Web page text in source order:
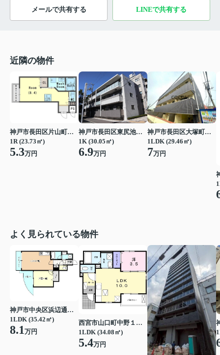
メールで共有する LINEで共有する
近隣の物件
神戸市長田区片山町３丁目
1R (23.73㎡)
5.3万円
神戸市長田区東尻池町２丁目
1K (30.05㎡)
6.9万円
神戸市長田区大塚町３丁目
1LDK (29.46㎡)
7万円
よく見られている物件
神戸市中央区浜辺通３丁目
1LDK (35.42㎡)
8.1万円
西宮市山口町中野１丁目
1LDK (34.08㎡)
5.4万円